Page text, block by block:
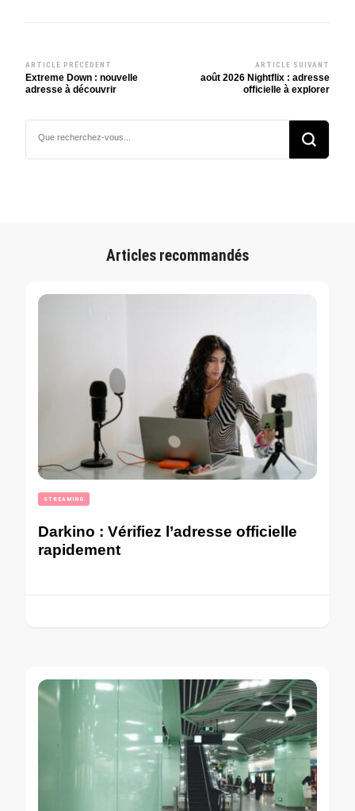
Navigation
d’article
ARTICLE PRÉCÉDENT
Extreme Down : nouvelle
adresse à découvrir
ARTICLE SUIVANT
août 2026 Nightflix : adresse
officielle à explorer
recherchiez
Articles recommandés
STREAMING
Darkino : Vérifiez l’adresse officielle
rapidement